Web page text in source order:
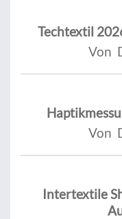
Techtextil
Von
Von
Intertextile